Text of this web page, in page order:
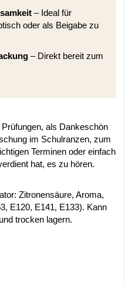
– Ideal für
oder als Beigabe zu
– Direkt bereit zum
als Dankeschön
im Schulranzen, zum
Terminen oder einfach
hat, es zu hören.
Zitronensäure, Aroma,
E120, E141, E133). Kann
trocken lagern.